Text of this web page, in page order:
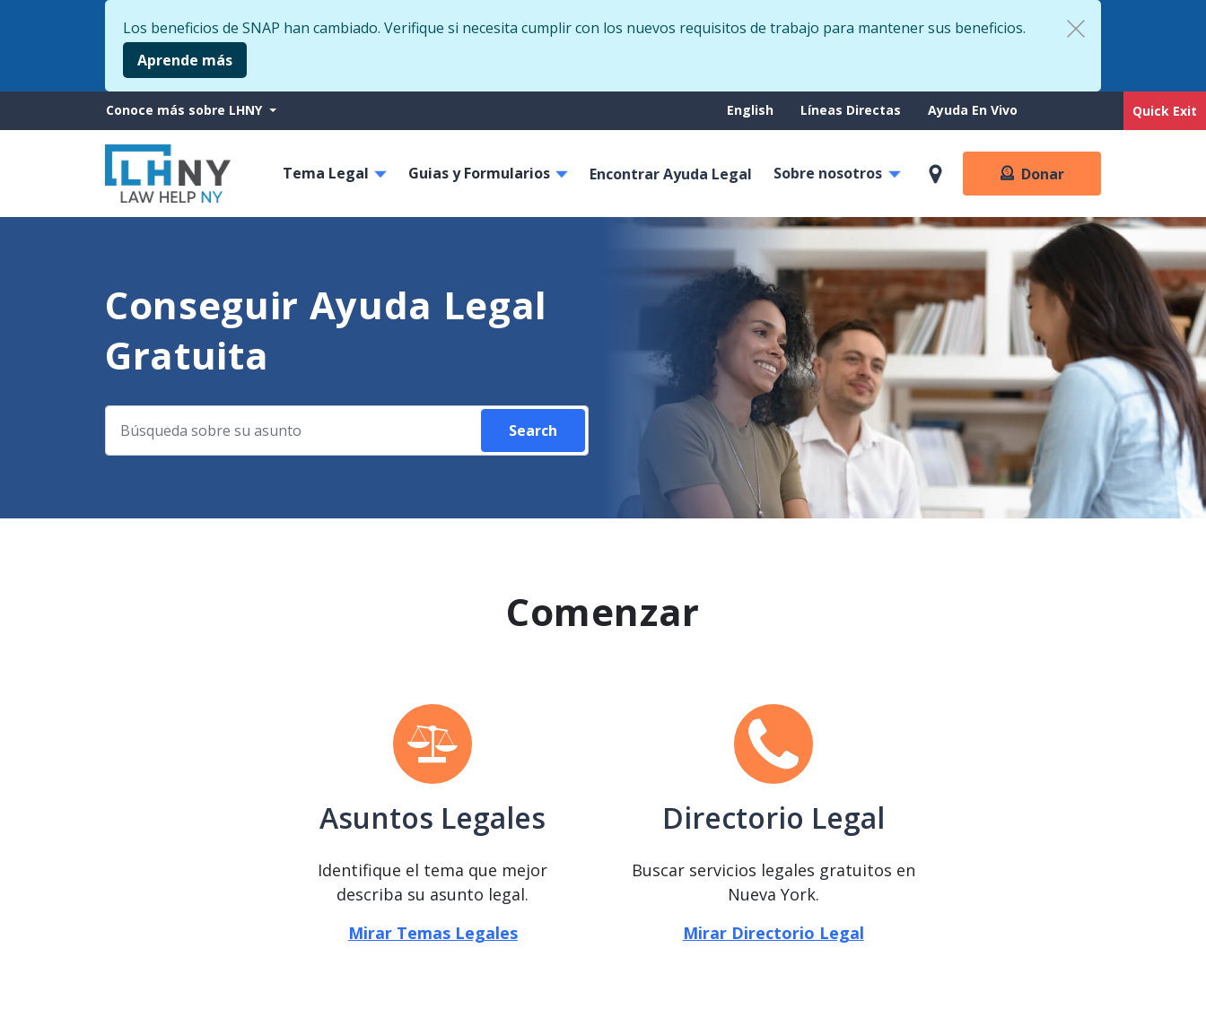
to
Quick Exit
Los beneficios de SNAP han cambiado. Verifique si necesita cumplir con los nuevos requisitos de trabajo para mantener sus beneficios.
Aprende más
More
from
LHNY
Conoce más sobre LHNY Support
English Líneas Directas Ayuda En Vivo
navigation
Tema Legal Guias y Formularios Encontrar Ayuda Legal Sobre nosotros Donar
Conseguir Ayuda Legal
Gratuita
Search
Comenzar
Asuntos Legales
Identifique el tema que mejor
describa su asunto legal.
Mirar Temas Legales
Directorio Legal
Buscar servicios legales gratuitos en
Nueva York.
Mirar Directorio Legal